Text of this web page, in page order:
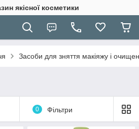
якісної косметики
Засоби для зняття макіяжу і
0 Фільтри